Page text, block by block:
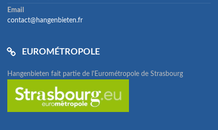
Email
contact@hangenbieten.fr
EUROMÉTROPOLE
Hangenbieten fait partie de l'Eurométropole de Strasbourg